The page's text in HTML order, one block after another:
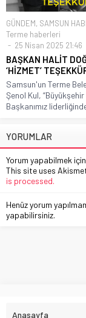
GÜNDEM, SAMSUN
Terme haberleri
25 Nisan 2025 21:46
BAŞKAN HALİT
‘HİZMET’
Samsun'un Terme
Şenol Kul,
Başkanımız
YORUMLAR
Yorum yapabilmek için
This site uses
is processed.
Henüz yorum
yapabilirsiniz.
Anasayfa